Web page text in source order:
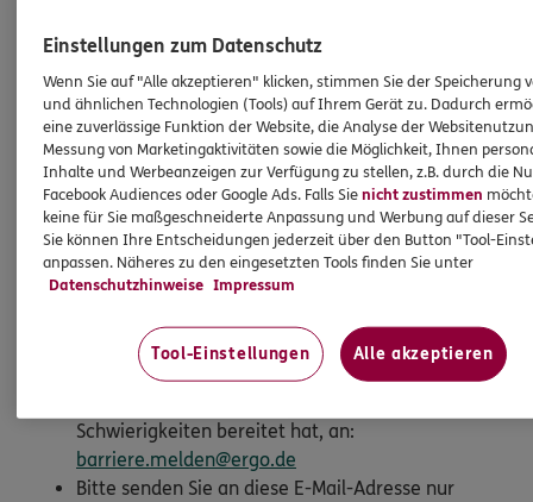
Feedback zur Barrierefreiheit
Sie sind auf eine Barriere gestoßen? Melden Sie sich
gern bei uns, um uns bestehende Barrieren mitzuteilen.
Wir freuen uns über Ihre Rückmeldung.
So melden Sie eine Barriere:
Bitte teilen Sie mit,auf welcher Webseite
den Link aus der Adresszeile Ihres Browsers.
Schicken Sie denLink zusammen mit einem
Schwierigkeiten bereitet hat, an:
barriere.melden@ergo.de
Bitte senden Sie an diese E-Mail-Adresse nur
Einstellungen zum Datenschutz
Wenn Sie auf "Alle akzeptieren" klicken, stimmen Sie der Speicherung
und ähnlichen Technologien (Tools) auf Ihrem Gerät zu. Dadurch
eine zuverlässige Funktion der Website, die Analyse der
Messung von Marketingaktivitäten sowie die Möglichkeit, Ihnen
Inhalte und Werbeanzeigen zur Verfügung zu stellen, z.B. durch die
Facebook Audiences oder Google Ads. Falls Sienicht zustimmen
keine für Sie maßgeschneiderte Anpassung und Werbung auf dieser
Sie können Ihre Entscheidungen jederzeit über den Button "Tool-
anpassen. Näheres zu den eingesetzten Tools finden Sie unter
Datenschutzhinweise Impressum
Tool-Einstellungen Alle akzeptieren